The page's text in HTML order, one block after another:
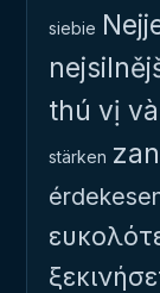
siebie
thú vị
stärken